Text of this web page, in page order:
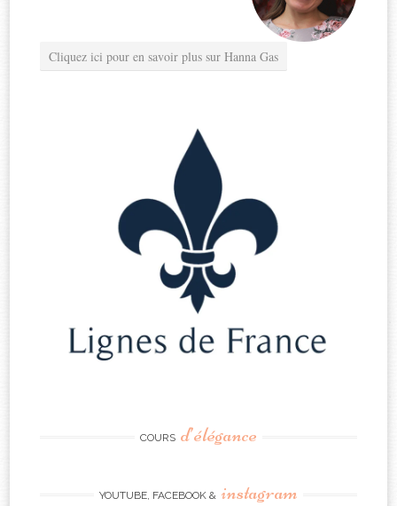
Cliquez ici pour en savoir plus sur Hanna Gas
COURS d’élégance
YOUTUBE, FACEBOOK & instagram